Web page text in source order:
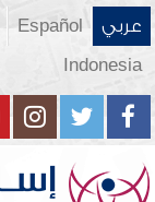
عربي Español
Indonesia